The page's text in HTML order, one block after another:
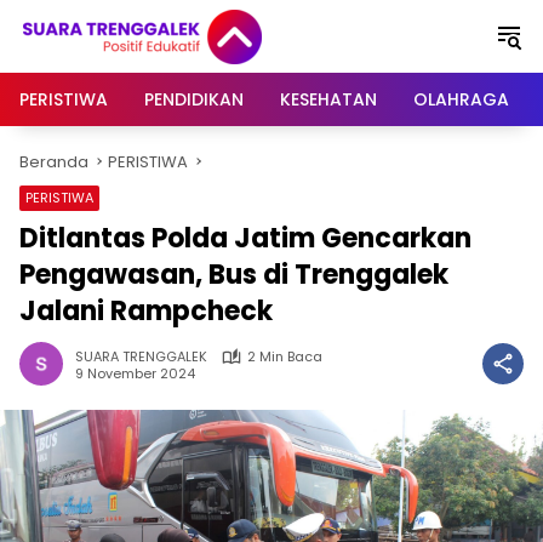
PERISTIWA
PENDIDIKAN KESEHATAN OLAHRAGA
Beranda PERISTIWA
PERISTIWA
Ditlantas Polda Jatim Gencarkan
Pengawasan, Bus di Trenggalek
Jalani Rampcheck
SUARA TRENGGALEK
2 Min Baca
9 November 2024